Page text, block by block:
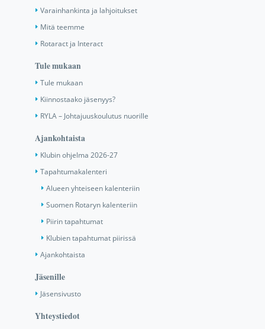
Varainhankinta ja lahjoitukset
Mitä teemme
Rotaract ja Interact
Tule mukaan
Tule mukaan
Kiinnostaako jäsenyys?
RYLA – Johtajuuskoulutus nuorille
Ajankohtaista
Klubin ohjelma 2026-27
Tapahtumakalenteri
Alueen yhteiseen kalenteriin
Suomen Rotaryn kalenteriin
Piirin tapahtumat
Klubien tapahtumat piirissä
Ajankohtaista
Jäsenille
Jäsensivusto
Yhteystiedot